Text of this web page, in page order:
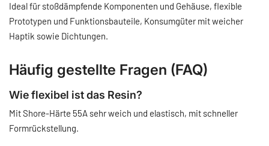
Ideal für stoßdämpfende Komponenten und Gehäuse, flexible
Prototypen und Funktionsbauteile, Konsumgüter mit weicher
Haptik sowie Dichtungen.
Häufig gestellte Fragen (FAQ)
Wie flexibel ist das Resin?
Mit Shore-Härte 55A sehr weich und elastisch, mit schneller
Formrückstellung.